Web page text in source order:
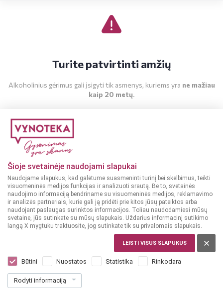
Šioje svetainėje naudojami slapukai
Naudojame slapukus, kad galėtume suasmeninti turinį bei skelbimus, teikti
visuomeninės medijos funkcijas ir analizuoti srautą. Be to, svetainės
naudojimo informaciją bendriname su visuomeninės medijos, reklamavimo
ir analizės partneriais, kurie gali ją pridėti prie kitos jūsų pateiktos arba
naudojant paslaugas surinktos informacijos. Toliau naudodamiesi mūsų
svetaine, jūs sutinkate su mūsų slapukais. Uždarius informacinį sutikimo
langą X mygtuku traktuosite, jog sutinkate tik su privalomais slapukais.
LEISTI VISUS SLAPUKUS
Būtini Nuostatos Statistika Rinkodara
Rodyti informaciją
Turite patvirtinti amžių
Alkoholinius gėrimus gali įsigyti tik asmenys, kuriems yra ne mažiau
kaip 20 metų.
PRANCŪZIJA, LANGUEDOC-ROUSSILLON
Chateau Millegrand Minervoise 0,75 l
Dar nėra balsų, galite įvertinti
49